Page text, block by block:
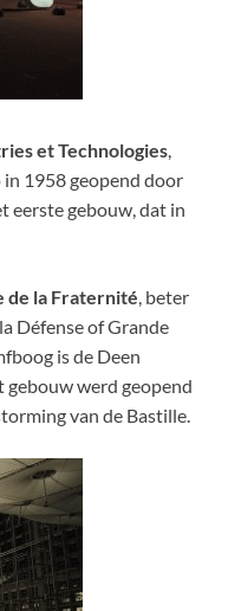
et Technologies,
1958 geopend door
eerste gebouw, dat in
de la Fraternité, beter
Défense of Grande
is de Deen
gebouw werd geopend
van de Bastille.